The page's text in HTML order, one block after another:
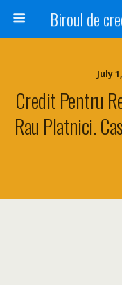
July
Credit Pentru
Rau Platnici.